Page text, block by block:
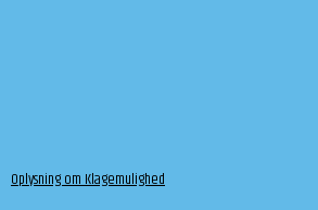
Oplysning om Klagemulighed